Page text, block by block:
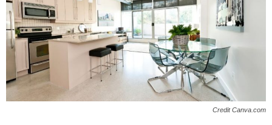
Credit Canva.com